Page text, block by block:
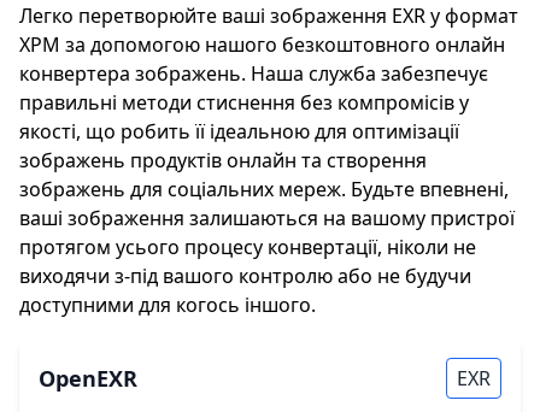
Легко перетворюйте ваші зображення EXR у формат
XPM за допомогою нашого безкоштовного онлайн
конвертера зображень. Наша служба забезпечує
правильні методи стиснення без компромісів у
якості, що робить її ідеальною для оптимізації
зображень продуктів онлайн та створення
зображень для соціальних мереж. Будьте впевнені,
ваші зображення залишаються на вашому пристрої
протягом усього процесу конвертації, ніколи не
виходячи з-під вашого контролю або не будучи
доступними для когось іншого.
OpenEXR EXR